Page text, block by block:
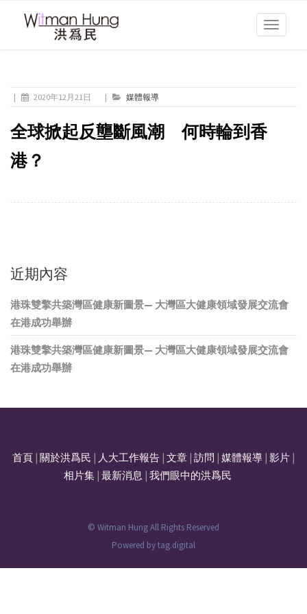
Toggle
| 2020年12月21日 | 媒體報導
全球掀起反壟斷風潮 何時輪到香
港？
近期內容
港珠雙擎共築灣區健康新圖景— 大灣區大健康領域發展交流會
在港成功舉辦
港珠雙擎共築灣區健康新圖景— 大灣區大健康領域發展交流會
在港成功舉辦
首頁 關於洪爲民 人大工作報告 文章 訪問 媒體報導 影片
相片集| 最新消息 我們眼中的洪爲民
© Witman Hung All Rights Reserved
Powered bytag.digital